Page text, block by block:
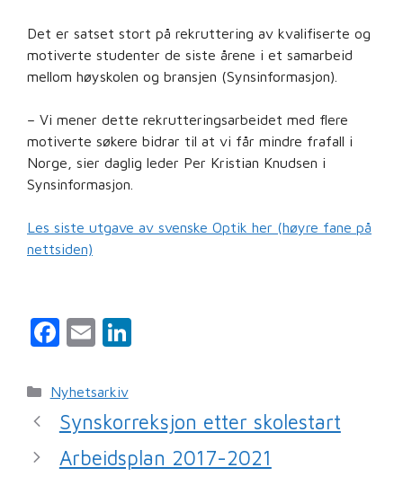
Det er satset stort på rekruttering av kvalifiserte og
motiverte studenter de siste årene i et samarbeid
mellom høyskolen og bransjen (Synsinformasjon).
– Vi mener dette rekrutteringsarbeidet med flere
motiverte søkere bidrar til at vi får mindre frafall i
Norge, sier daglig leder Per Kristian Knudsen i
Synsinformasjon.
Les siste utgave av svenske Optik her (høyre fane på
nettsiden)
F
c
e
b
o
E
ai
l
e
dI
n
Kategorier
Nyhetsarkiv
Synskorreksjon etter skolestart
Arbeidsplan 2017-2021